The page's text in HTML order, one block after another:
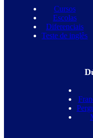
Cursos
Escolas
Diferenciais
Teste de inglês